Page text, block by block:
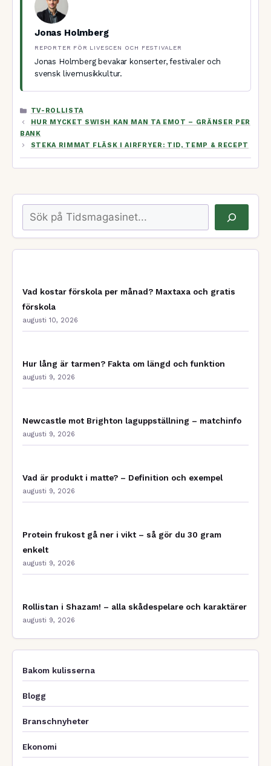
Jonas Holmberg
REPORTER FÖR LIVESCEN OCH FESTIVALER
Jonas Holmberg bevakar konserter, festivaler och
svensk livemusikkultur.
KATEGORIER
TV-ROLLISTA
HUR MYCKET SWISH KAN MAN TA EMOT – GRÄNSER PER
BANK
STEKA RIMMAT FLÄSK I AIRFRYER: TID, TEMP & RECEPT
Sök
Vad kostar förskola per månad? Maxtaxa och gratis
förskola
augusti 10, 2026
Hur lång är tarmen? Fakta om längd och funktion
augusti 9, 2026
Newcastle mot Brighton laguppställning – matchinfo
augusti 9, 2026
Vad är produkt i matte? – Definition och exempel
augusti 9, 2026
Protein frukost gå ner i vikt – så gör du 30 gram
enkelt
augusti 9, 2026
Rollistan i Shazam! – alla skådespelare och karaktärer
augusti 9, 2026
Bakom kulisserna
Blogg
Branschnyheter
Ekonomi